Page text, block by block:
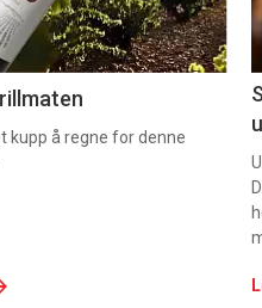
kupp å regne for denne